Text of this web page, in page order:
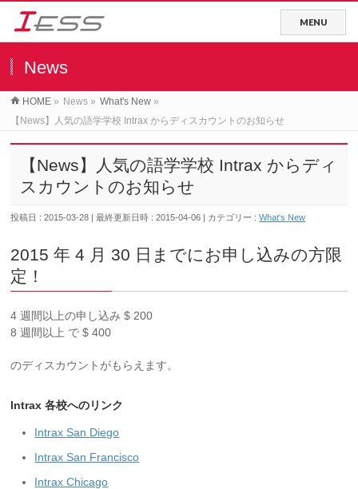
News
HOME » News » What's New »
【News】人気の語学学校 Intrax からディスカウントのお知らせ
【News】人気の語学学校 Intrax からディ
スカウントのお知らせ
投稿日 : 2015-03-28 最終更新日時 : 2015-04-06 カテゴリー :What's New
2015 年 4 月 30 日までにお申し込みの方限
定！
4 週間以上の申し込み $ 200
8 週間以上 で $ 400
のディスカウントがもらえます。
Intrax 各校へのリンク
Intrax San Diego
Intrax San Francisco
Intrax Chicago